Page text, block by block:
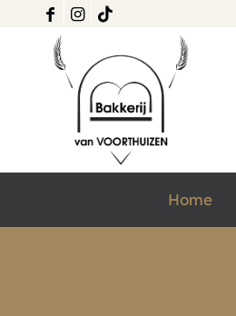
Home